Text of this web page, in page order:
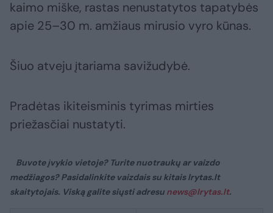
kaimo miške, rastas nenustatytos tapatybės
apie 25–30 m. amžiaus mirusio vyro kūnas.
Šiuo atveju įtariama savižudybė.
Pradėtas ikiteisminis tyrimas mirties
priežasčiai nustatyti.
Buvote įvykio vietoje? Turite nuotraukų ar vaizdo
medžiagos? Pasidalinkite vaizdais su kitais lrytas.lt
skaitytojais. Viską galite siųsti adresu news@lrytas.lt.